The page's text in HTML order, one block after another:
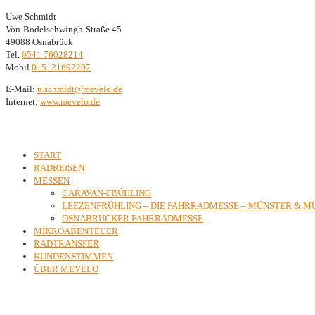
Uwe Schmidt
Von-Bodelschwingh-Straße 45
49088 Osnabrück
Tel. 0541 76028214
Mobil 015121692207
E-Mail: ed.olevem@tdimhcs.u
Internet: www.mevelo.de
START
RADREISEN
MESSEN
CARAVAN-FRÜHLING
LEEZENFRÜHLING – DIE FAHRRADMESSE – MÜNSTER &
OSNABRÜCKER FAHRRADMESSE
MIKROABENTEUER
RADTRANSFER
KUNDENSTIMMEN
ÜBER MEVELO